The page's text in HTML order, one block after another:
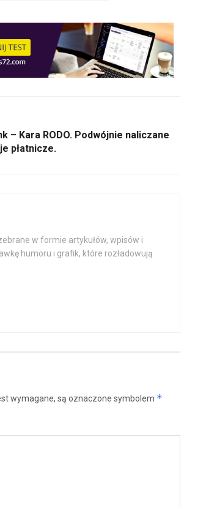
– Kara RODO. Podwójnie naliczane
płatnicze.
w formie artykułów, wpisów i
humoru i grafik, które rozładowują
wymagane, są oznaczone symbolem *